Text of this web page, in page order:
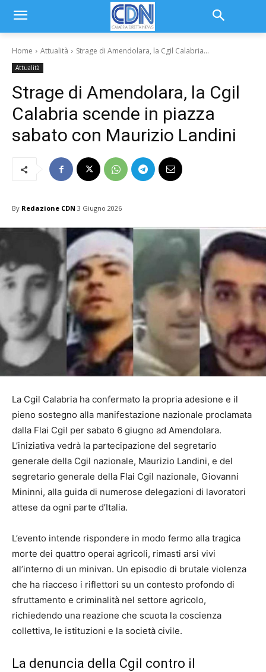
Home Attualità Strage di Amendolara, la Cgil Calabria...
Attualità
Strage di Amendolara, la Cgil
Calabria scende in piazza
sabato con Maurizio Landini
By Redazione CDN 3 Giugno 2026
La Cgil Calabria ha confermato la propria adesione e il
pieno sostegno alla manifestazione nazionale proclamata
dalla Flai Cgil per sabato 6 giugno ad Amendolara.
L’iniziativa vedrà la partecipazione del segretario
generale della Cgil nazionale, Maurizio Landini, e del
segretario generale della Flai Cgil nazionale, Giovanni
Mininni, alla guida di numerose delegazioni di lavoratori
attese da ogni parte d’Italia.
L’evento intende rispondere in modo fermo alla tragica
morte dei quattro operai agricoli, rimasti arsi vivi
all’interno di un minivan. Un episodio di brutale violenza
che ha riacceso i riflettori su un contesto profondo di
sfruttamento e criminalità nel settore agricolo,
richiedendo una reazione che scuota la coscienza
collettiva, le istituzioni e la società civile.
La denuncia della Cgil contro il